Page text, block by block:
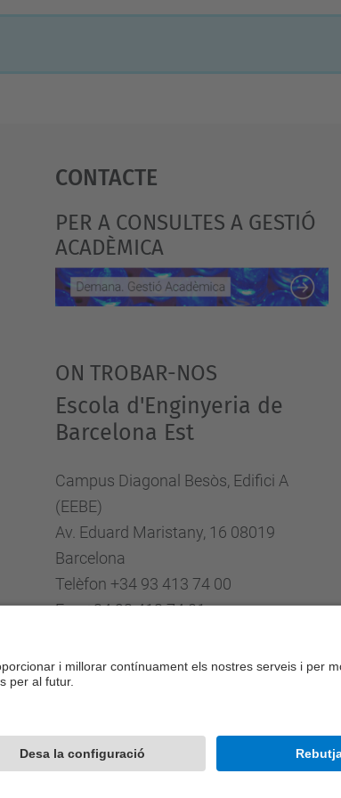
Contacte
PER A CONSULTES A GESTIÓ
ACADÈMICA
ON TROBAR-NOS
Escola d'Enginyeria de
Barcelona Est
Campus Diagonal Besòs, Edifici A
(EEBE)
Av. Eduard Maristany, 16 08019
Barcelona
Telèfon +34 93 413 74 00
Fax +34 93 413 74 01
Formulari de contacte
Desenvolupat amb Mapa del lloc